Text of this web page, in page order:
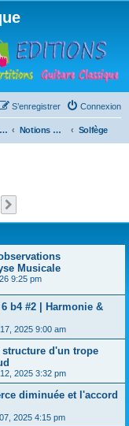
Connexion
S’enregistrer
: instrument, cours et théorie Notions musicales Solfège
Musicale
9:25 pm
b4 #2 | Harmonie &
2025 9:00 am
structure d'un trope
2025 3:32 pm
diminuée et l'accord
2025 4:15 pm